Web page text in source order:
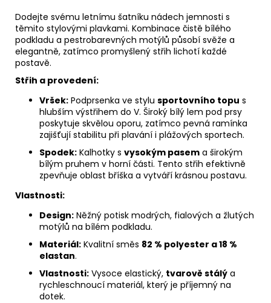
Dodejte svému letnímu šatníku nádech jemnosti s
těmito stylovými plavkami. Kombinace čistě bílého
podkladu a pestrobarevných motýlů působí svěže a
elegantně, zatímco promyšlený střih lichotí každé
postavě.
Střih a provedení:
Vršek: Podprsenka ve stylu sportovního topu s
hlubším výstřihem do V. Široký bílý lem pod prsy
poskytuje skvělou oporu, zatímco pevná ramínka
zajišťují stabilitu při plavání i plážových sportech.
Spodek: Kalhotky s vysokým pasem a širokým
bílým pruhem v horní části. Tento střih efektivně
zpevňuje oblast bříška a vytváří krásnou postavu.
Vlastnosti:
Design: Něžný potisk modrých, fialových a žlutých
motýlů na bílém podkladu.
Materiál: Kvalitní směs 82 % polyester a 18 %
elastan.
Vlastnosti: Vysoce elastický, tvarově stálý a
rychleschnoucí materiál, který je příjemný na
dotek.